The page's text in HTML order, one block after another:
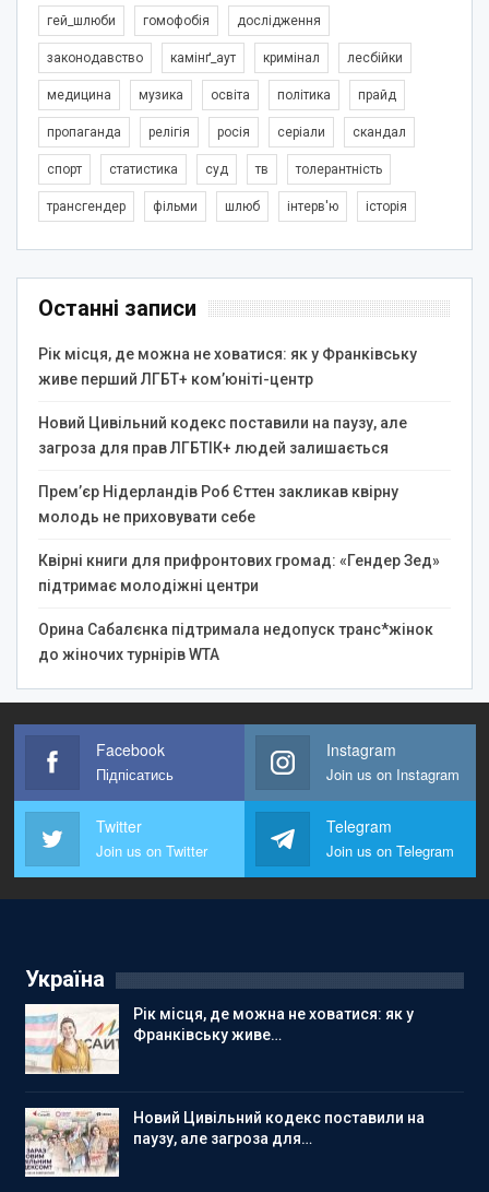
гей_шлюби гомофобія дослідження
законодавство камінґ_аут кримінал лесбійки
медицина музика освіта політика прайд
пропаганда релігія росія серіали скандал
спорт статистика суд тв толерантність
трансгендер фільми шлюб інтерв'ю історія
Останні записи
Рік місця, де можна не ховатися: як у Франківську
живе перший ЛГБТ+ ком’юніті-центр
Новий Цивільний кодекс поставили на паузу, але
загроза для прав ЛГБТІК+ людей залишається
Прем’єр Нідерландів Роб Єттен закликав квірну
молодь не приховувати себе
Квірні книги для прифронтових громад: «Гендер Зед»
підтримає молодіжні центри
Орина Сабалєнка підтримала недопуск транс*жінок
до жіночих турнірів WTA
Facebook
Підпісатись
Instagram
Join us on Instagram
Twitter
Join us on Twitter
Telegram
Join us on Telegram
Україна
Рік місця, де можна не ховатися: як у
Франківську живе…
Новий Цивільний кодекс поставили на
паузу, але загроза для…